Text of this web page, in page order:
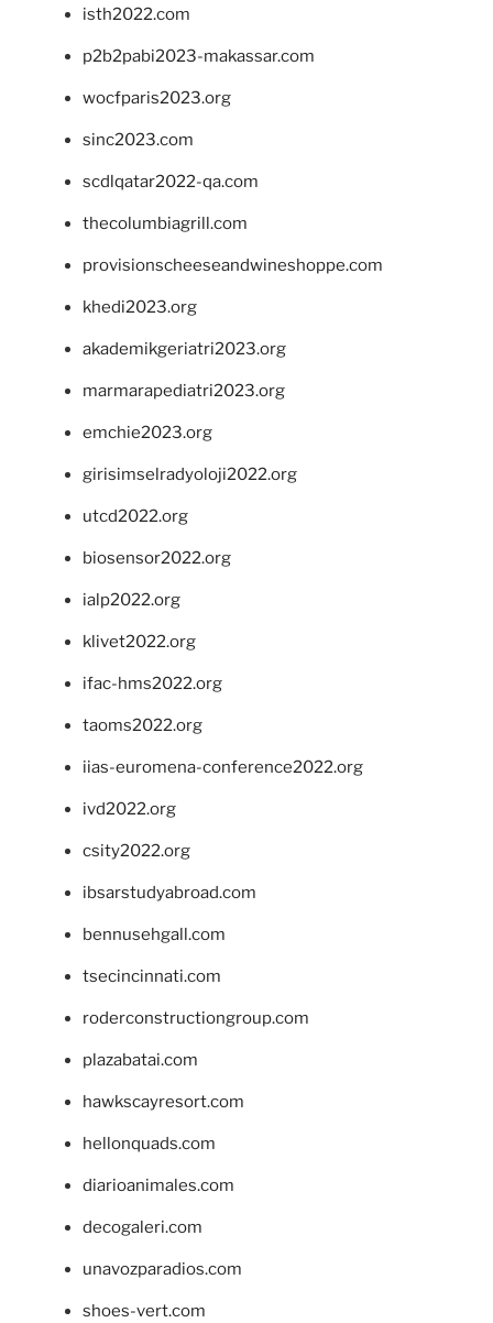
isth2022.com
p2b2pabi2023-makassar.com
wocfparis2023.org
sinc2023.com
scdlqatar2022-qa.com
thecolumbiagrill.com
provisionscheeseandwineshoppe.com
khedi2023.org
akademikgeriatri2023.org
marmarapediatri2023.org
emchie2023.org
girisimselradyoloji2022.org
utcd2022.org
biosensor2022.org
ialp2022.org
klivet2022.org
ifac-hms2022.org
taoms2022.org
iias-euromena-conference2022.org
ivd2022.org
csity2022.org
ibsarstudyabroad.com
bennusehgall.com
tsecincinnati.com
roderconstructiongroup.com
plazabatai.com
hawkscayresort.com
hellonquads.com
diarioanimales.com
decogaleri.com
unavozparadios.com
shoes-vert.com